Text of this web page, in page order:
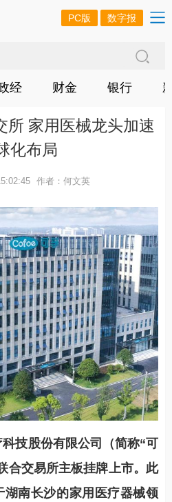
PC版 数字报
经 财金 银行
所 家用医械龙头加速
化布局
作者：何文英
技股份有限公司（简称“可
合交易所主板挂牌上市。此
南长沙的家用医疗器械领